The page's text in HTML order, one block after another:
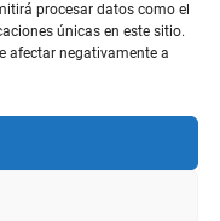
procesar datos como el
únicas en este sitio.
afectar negativamente a